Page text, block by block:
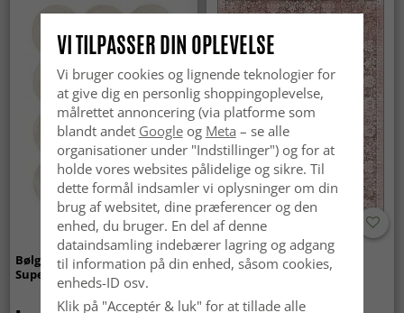
Bølget ryatæppe - Aranga
Super Soft Fur (beige)
Wilton-tæppe - Gombalia
(lyserød)
VI TILPASSER DIN OPLEVELSE
Vi bruger cookies og lignende teknologier for
at give dig en personlig shoppingoplevelse,
målrettet annoncering (via platforme som
blandt andet Googleog Meta – se alle
organisationer under "Indstillinger") og for at
holde vores websites pålidelige og sikre. Til
dette formål indsamler vi oplysninger om din
brug af websitet, dine præferencer og den
enhed, du bruger. En del af denne
dataindsamling indebærer lagring og adgang
til information på din enhed, såsom cookies,
enheds-ID osv.
Klik på "Acceptér & luk" for at tillade alle